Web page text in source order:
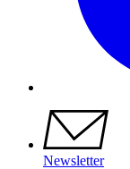
Newsletter